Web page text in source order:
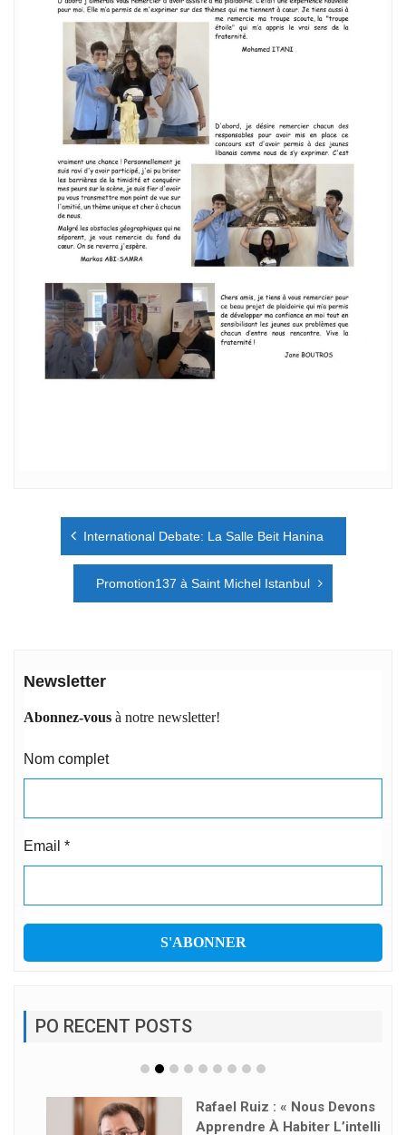
Navigation
International Debate: La Salle Beit Hanina
Promotion137 à Saint Michel Istanbul
Newsletter
Abonnez-vous à notre newsletter!
Nom complet
Email *
PO RECENT POSTS
Rafael Ruiz : « Nous Devons
Apprendre À Habiter L’intelli